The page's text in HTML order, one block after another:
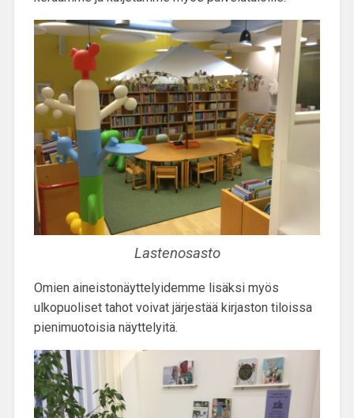
Lastenosasto
Omien aineistonäyttelyidemme lisäksi myös
ulkopuoliset tahot voivat järjestää kirjaston tiloissa
pienimuotoisia näyttelyitä.